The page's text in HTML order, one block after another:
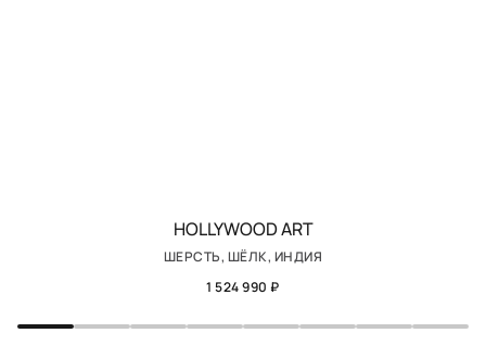
HOLLYWOOD ART
ШЕРСТЬ, ШЁЛК, ИНДИЯ
1 524 990 ₽